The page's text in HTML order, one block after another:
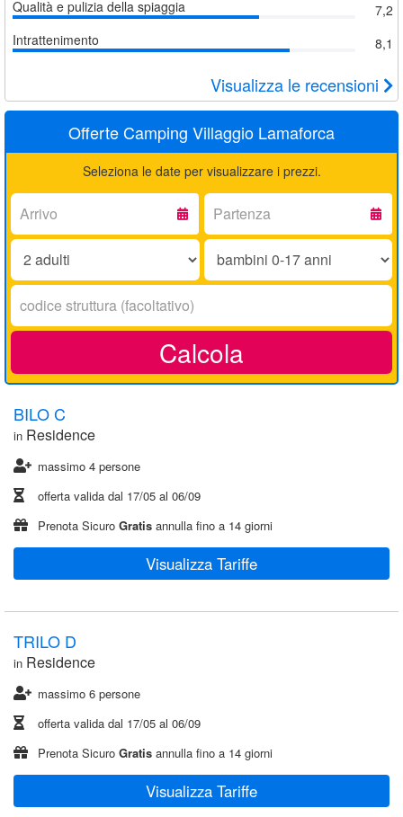
Qualità e pulizia della spiaggia
7,2
Intrattenimento
8,1
Visualizza le recensioni
Offerte Camping Villaggio Lamaforca
Seleziona le date per visualizzare i prezzi.
Arrivo:
Partenza:
Adulti:
Bambini
17
Codice
struttura:
Calcola
BILO C
in Residence
massimo 4 persone
offerta valida dal 17/05 al 06/09
Prenota Sicuro Gratis annulla fino a 14 giorni
Visualizza Tariffe
TRILO D
in Residence
massimo 6 persone
offerta valida dal 17/05 al 06/09
Prenota Sicuro Gratis annulla fino a 14 giorni
Visualizza Tariffe